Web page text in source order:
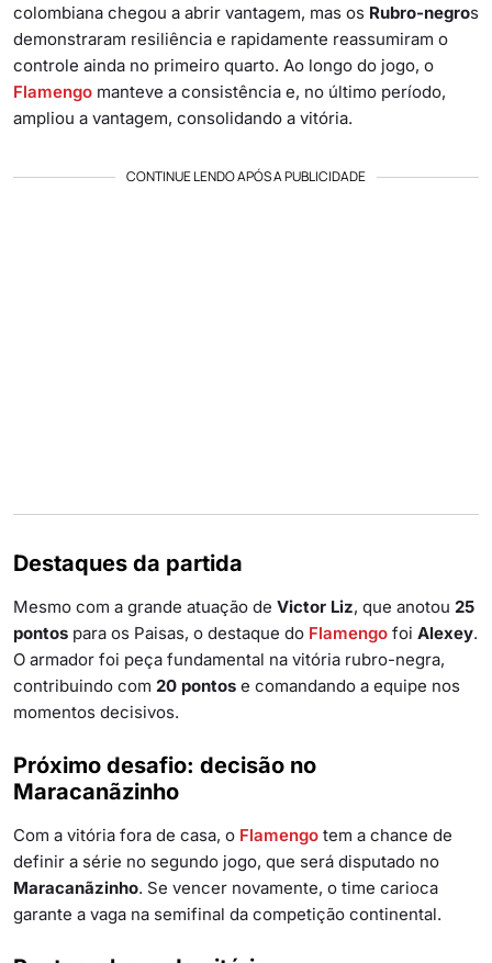
colombiana chegou a abrir vantagem, mas os Rubro-negros
demonstraram resiliência e rapidamente reassumiram o
controle ainda no primeiro quarto. Ao longo do jogo, o
Flamengo manteve a consistência e, no último período,
ampliou a vantagem, consolidando a vitória.
CONTINUE LENDO APÓS A PUBLICIDADE
Destaques da partida
Mesmo com a grande atuação de Victor Liz, que anotou 25
pontos para os Paisas, o destaque do Flamengo foi Alexey.
O armador foi peça fundamental na vitória rubro-negra,
contribuindo com 20 pontos e comandando a equipe nos
momentos decisivos.
Próximo desafio: decisão no
Maracanãzinho
Com a vitória fora de casa, o Flamengo tem a chance de
definir a série no segundo jogo, que será disputado no
Maracanãzinho. Se vencer novamente, o time carioca
garante a vaga na semifinal da competição continental.